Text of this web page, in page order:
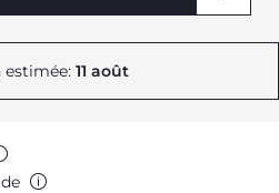
estimée: 11 août